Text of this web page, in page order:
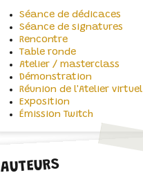
Séance de dédicaces
Séance de signatures
Rencontre
Table ronde
Atelier / masterclass
Démonstration
Réunion de l'Atelier virtuel
Exposition
Émission Twitch
AUTEURS